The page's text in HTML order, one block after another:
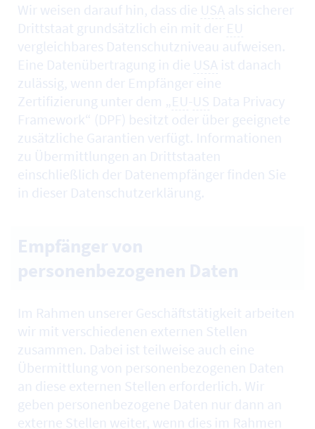
Wir weisen darauf hin, dass die USA als sicherer
Drittstaat grundsätzlich ein mit der EU
vergleichbares Datenschutzniveau aufweisen.
Eine Datenübertragung in die USA ist danach
zulässig, wenn der Empfänger eine
Zertifizierung unter dem „EU-US Data Privacy
Framework“ (DPF) besitzt oder über geeignete
zusätzliche Garantien verfügt. Informationen
zu Übermittlungen an Drittstaaten
einschließlich der Datenempfänger finden Sie
in dieser Datenschutzerklärung.
Im Rahmen unserer Geschäftstätigkeit arbeiten
wir mit verschiedenen externen Stellen
zusammen. Dabei ist teilweise auch eine
Übermittlung von personenbezogenen Daten
an diese externen Stellen erforderlich. Wir
geben personenbezogene Daten nur dann an
externe Stellen weiter, wenn dies im Rahmen